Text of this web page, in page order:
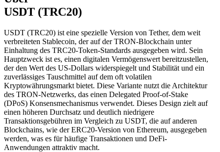
USDT (TRC20)
USDT (TRC20) ist eine spezielle Version von Tether, dem weit
verbreiteten Stablecoin, der auf der TRON-Blockchain unter
Einhaltung des TRC20-Token-Standards ausgegeben wird. Sein
Hauptzweck ist es, einen digitalen Vermögenswert bereitzustellen,
der den Wert des US-Dollars widerspiegelt und Stabilität und ein
zuverlässiges Tauschmittel auf dem oft volatilen
Kryptowährungsmarkt bietet. Diese Variante nutzt die Architektur
des TRON-Netzwerks, das einen Delegated Proof-of-Stake
(DPoS) Konsensmechanismus verwendet. Dieses Design zielt auf
einen höheren Durchsatz und deutlich niedrigere
Transaktionsgebühren im Vergleich zu USDT, die auf anderen
Blockchains, wie der ERC20-Version von Ethereum, ausgegeben
werden, was es für häufige Transaktionen und DeFi-
Anwendungen attraktiv macht.